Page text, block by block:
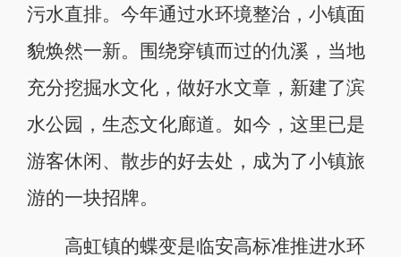
污水直排。今年通过水环境整治，小镇面
貌焕然一新。围绕穿镇而过的仇溪，当地
充分挖掘水文化，做好水文章，新建了滨
水公园，生态文化廊道。如今，这里已是
游客休闲、散步的好去处，成为了小镇旅
游的一块招牌。
高虹镇的蝶变是临安高标准推进水环